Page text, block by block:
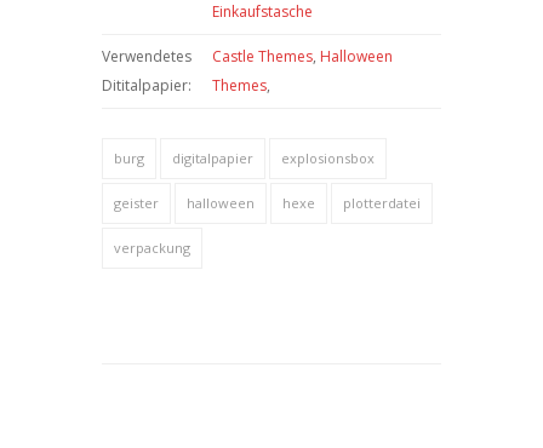
Einkaufstasche
Verwendetes
Dititalpapier:
Castle Themes, Halloween
Themes,
burg digitalpapier explosionsbox
geister halloween hexe plotterdatei
verpackung